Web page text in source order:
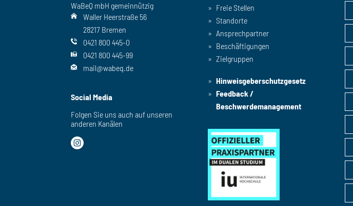
WaBeQ mbH gemeinnützig
Waller Heerstraße 56
28217 Bremen
0421 800 445-0
0421 800 445-99
mail@wabeq.de
Social Media
Folgen Sie uns auch auf unseren
anderen Kanälen
Freie Stellen
Standorte
Ansprechpartner
Beschäftigungen
Zielgruppen
Hinweisgeberschutzgesetz
Feedback /
Beschwerdemanagement